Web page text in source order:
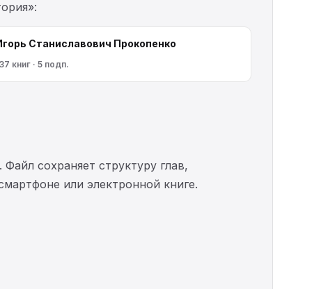
Станиславович Прокопенко
книг · 5 подп.
сохраняет структуру глав,
или электронной книге.